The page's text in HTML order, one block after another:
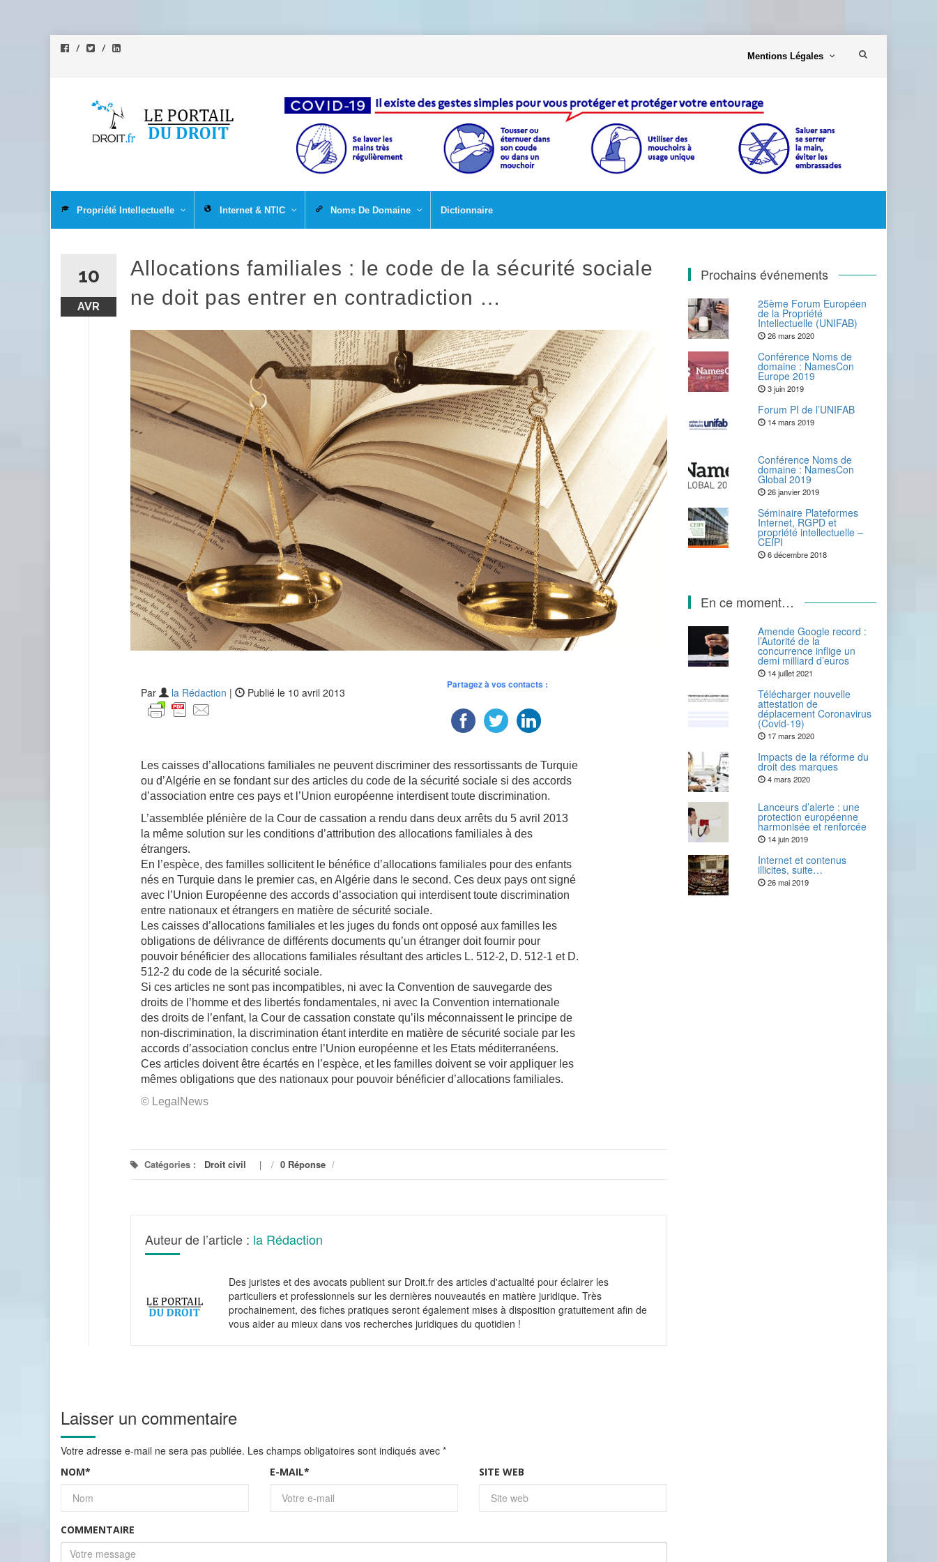
contenu
Mentions Légales
contenu
Propriété Intellectuelle Internet & NTIC Noms De Domaine Dictionnaire
Allocations familiales : le code de la sécurité sociale
ne doit pas entrer en contradiction …
10
AVR
Par la Rédaction | Publié le 10 avril 2013
Partagez à vos contacts :
Les caisses d’allocations familiales ne peuvent discriminer des ressortissants de Turquie
ou d’Algérie en se fondant sur des articles du code de la sécurité sociale si des accords
d’association entre ces pays et l’Union européenne interdisent toute discrimination.
L’assemblée plénière de la Cour de cassation a rendu dans deux arrêts du 5 avril 2013
la même solution sur les conditions d’attribution des allocations familiales à des
étrangers.
En l’espèce, des familles sollicitent le bénéfice d’allocations familiales pour des enfants
nés en Turquie dans le premier cas, en Algérie dans le second. Ces deux pays ont signé
avec l’Union Européenne des accords d’association qui interdisent toute discrimination
entre nationaux et étrangers en matière de sécurité sociale.
Les caisses d’allocations familiales et les juges du fonds ont opposé aux familles les
obligations de délivrance de différents documents qu’un étranger doit fournir pour
pouvoir bénéficier des allocations familiales résultant des articles L. 512-2, D. 512-1 et D.
512-2 du code de la sécurité sociale.
Si ces articles ne sont pas incompatibles, ni avec la Convention de sauvegarde des
droits de l’homme et des libertés fondamentales, ni avec la Convention internationale
des droits de l’enfant, la Cour de cassation constate qu’ils méconnaissent le principe de
non-discrimination, la discrimination étant interdite en matière de sécurité sociale par les
accords d’association conclus entre l’Union européenne et les Etats méditerranéens.
Ces articles doivent être écartés en l’espèce, et les familles doivent se voir appliquer les
mêmes obligations que des nationaux pour pouvoir bénéficier d’allocations familiales.
© LegalNews
Catégories : Droit civil / 0 Réponse /
Auteur de l’article : la Rédaction
Des juristes et des avocats publient sur Droit.fr des articles d'actualité pour éclairer les
particuliers et professionnels sur les dernières nouveautés en matière juridique. Très
prochainement, des fiches pratiques seront également mises à disposition gratuitement afin de
vous aider au mieux dans vos recherches juridiques du quotidien !
Laisser un commentaire
Votre adresse e-mail ne sera pas publiée. Les champs obligatoires sont indiqués avec *
NOM* E-MAIL* SITE WEB
COMMENTAIRE
Prochains événements
25ème Forum Européen
de la Propriété
Intellectuelle (UNIFAB)
26 mars 2020
Conférence Noms de
domaine : NamesCon
Europe 2019
3 juin 2019
Forum PI de l’UNIFAB
14 mars 2019
Conférence Noms de
domaine : NamesCon
Global 2019
26 janvier 2019
Séminaire Plateformes
Internet, RGPD et
propriété intellectuelle –
CEIPI
6 décembre 2018
En ce moment…
Amende Google record :
l’Autorité de la
concurrence inflige un
demi milliard d’euros
14 juillet 2021
Télécharger nouvelle
attestation de
déplacement Coronavirus
(Covid-19)
17 mars 2020
Impacts de la réforme du
droit des marques
4 mars 2020
Lanceurs d’alerte : une
protection européenne
harmonisée et renforcée
14 juin 2019
Internet et contenus
illicites, suite…
26 mai 2019